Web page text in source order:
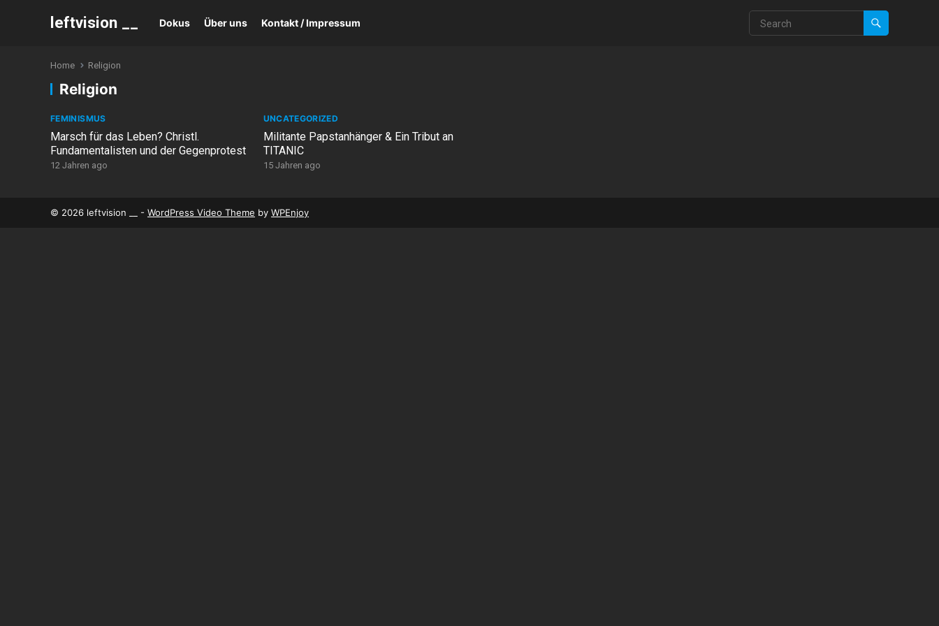
leftvision __ Dokus Über uns Kontakt / Impressum
Home Religion
Religion
FEMINISMUS
Marsch für das Leben? Christl.
Fundamentalisten und der Gegenprotest
12 Jahren ago
UNCATEGORIZED
Militante Papstanhänger & Ein Tribut an
TITANIC
15 Jahren ago
© 2026 leftvision __ - WordPress Video Theme by WPEnjoy